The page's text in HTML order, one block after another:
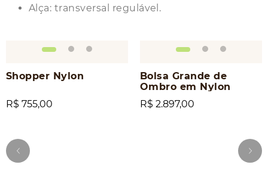
Alça: transversal regulável.
Shopper Nylon
R$ 755,00
Bolsa Grande de
Ombro em Nylon
R$ 2.897,00